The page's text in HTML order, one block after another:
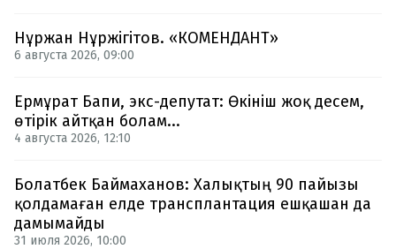
Нұржан Нұржігітов. «КОМЕНДАНТ»
6 августа 2026, 09:00
Ермұрат Бапи, экс-депутат: Өкініш жоқ десем,
өтірік айтқан болам...
4 августа 2026, 12:10
Болатбек Баймаханов: Халықтың 90 пайызы
қолдамаған елде трансплантация ешқашан да
дамымайды
31 июля 2026, 10:00